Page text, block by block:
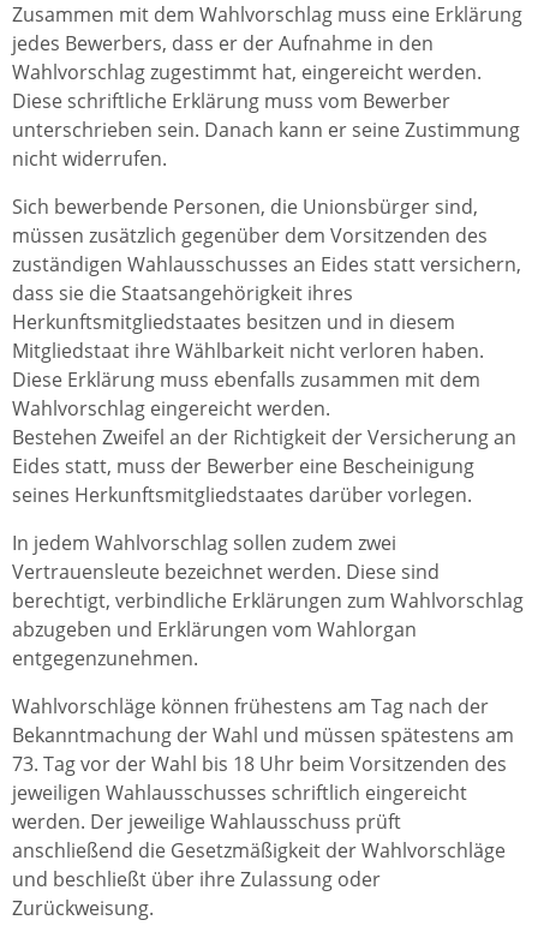
Zusammen mit dem Wahlvorschlag muss eine Erklärung
jedes Bewerbers, dass er der Aufnahme in den
Wahlvorschlag zugestimmt hat, eingereicht werden.
Diese schriftliche Erklärung muss vom Bewerber
unterschrieben sein. Danach kann er seine Zustimmung
nicht widerrufen.
Sich bewerbende Personen, die Unionsbürger sind,
müssen zusätzlich gegenüber dem Vorsitzenden des
zuständigen Wahlausschusses an Eides statt versichern,
dass sie die Staatsangehörigkeit ihres
Herkunftsmitgliedstaates besitzen und in diesem
Mitgliedstaat ihre Wählbarkeit nicht verloren haben.
Diese Erklärung muss ebenfalls zusammen mit dem
Wahlvorschlag eingereicht werden.
Bestehen Zweifel an der Richtigkeit der Versicherung an
Eides statt, muss der Bewerber eine Bescheinigung
seines Herkunftsmitgliedstaates darüber vorlegen.
In jedem Wahlvorschlag sollen zudem zwei
Vertrauensleute bezeichnet werden. Diese sind
berechtigt, verbindliche Erklärungen zum Wahlvorschlag
abzugeben und Erklärungen vom Wahlorgan
entgegenzunehmen.
Wahlvorschläge können frühestens am Tag nach der
Bekanntmachung der Wahl und müssen spätestens am
73. Tag vor der Wahl bis 18 Uhr beim Vorsitzenden des
jeweiligen Wahlausschusses schriftlich eingereicht
werden. Der jeweilige Wahlausschuss prüft
anschließend die Gesetzmäßigkeit der Wahlvorschläge
und beschließt über ihre Zulassung oder
Zurückweisung.